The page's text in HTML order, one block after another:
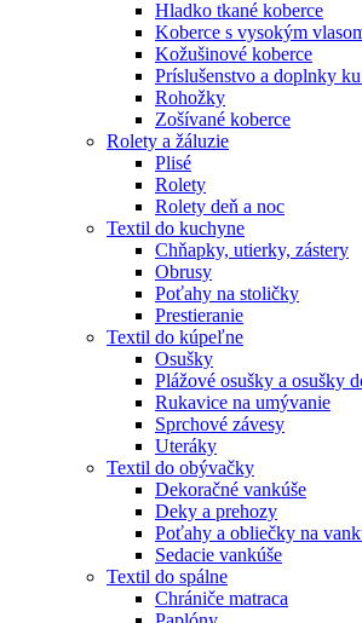
Hladko tkané koberce
Koberce s vysokým
Kožušinové koberce
Príslušenstvo a doplnky
Rohožky
Zošívané koberce
Rolety a žáluzie
Plisé
Rolety
Rolety deň a noc
Textil do kuchyne
Chňapky, utierky, zástery
Obrusy
Poťahy na stoličky
Prestieranie
Textil do kúpeľne
Osušky
Plážové osušky a osušky
Rukavice na umývanie
Sprchové závesy
Uteráky
Textil do obývačky
Dekoračné vankúše
Deky a prehozy
Poťahy a obliečky na
Sedacie vankúše
Textil do spálne
Chrániče matraca